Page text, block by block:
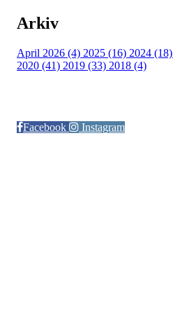
Arkiv
April 2026 (4) 2025 (16) 2024 (18)
2020 (41) 2019 (33) 2018 (4)
Facebook
Instagram